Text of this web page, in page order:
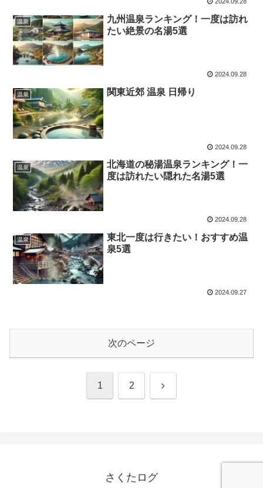
温泉
九州温泉ランキング！一度は訪れ
たい絶景の名湯5選
2024.09.28
温泉 関東近郊 温泉 日帰り
2024.09.28
温泉
北海道の秘湯温泉ランキング！一
度は訪れたい隠れた名湯5選
2024.09.28
温泉
東北一度は行きたい！おすすめ温
泉5選
2024.09.27
次のページ
1 2 次
さくたログ